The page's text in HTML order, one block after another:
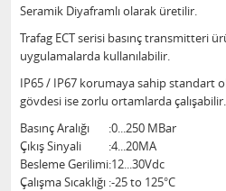
Seramik Diyaframlı olarak üretilir.
Trafag ECT serisi basınç transmitteri
uygulamalarda kullanılabilir.
IP65 / IP67 korumaya sahip standart
gövdesi ise zorlu ortamlarda çalışabilir.
Basınç Aralığı
:0...250 MBar
Çıkış Sinyali
:4...20MA
Besleme Gerilimi:12...30Vdc
Çalışma Sıcaklığı :-25 to 125°C